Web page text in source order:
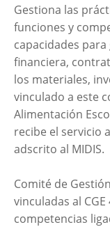
Gestiona las
funciones y
capacidades
financiera,
los materiales,
vinculado a este
Alimentación
recibe el servicio
adscrito al MIDIS.
Comité de
vinculadas al
competencias